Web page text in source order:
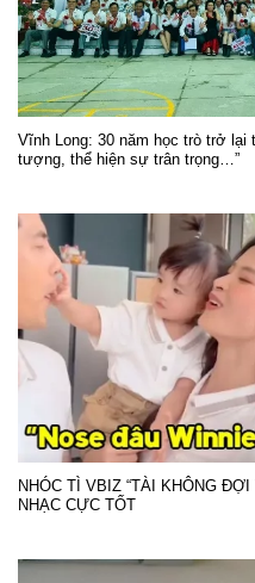
Vĩnh Long: 30 năm học trò trở lại
tượng, thể hiện sự trân trọng…”
NHÓC TÌ VBIZ “TÀI KHÔNG
NHẠC CỰC TỐT